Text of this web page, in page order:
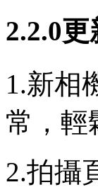
2.2.0更
1.新相
常，輕
2.拍攝